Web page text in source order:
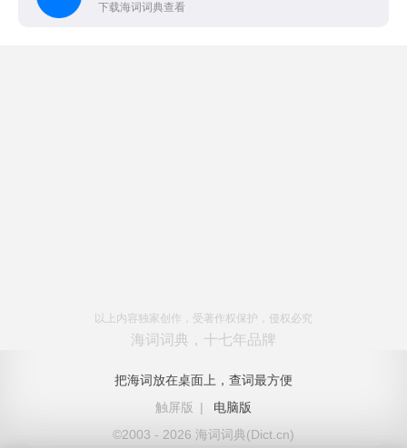
下载海词词典查看
以上内容独家创作，受著作权保护，侵权必究
海词词典，十七年品牌
把海词放在桌面上，查词最方便
触屏版
|
电脑版
©2003 - 2026 海词词典(Dict.cn)